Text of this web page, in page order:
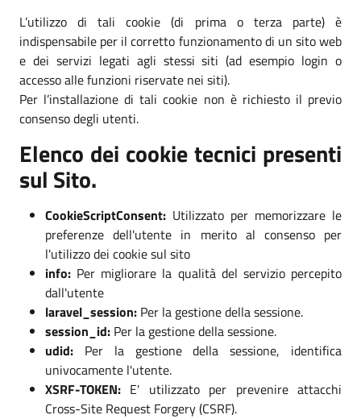
L’utilizzo di tali cookie (di prima o terza parte) è
indispensabile per il corretto funzionamento di un sito web
e dei servizi legati agli stessi siti (ad esempio login o
accesso alle funzioni riservate nei siti).
Per l’installazione di tali cookie non è richiesto il previo
consenso degli utenti.
Elenco dei cookie tecnici presenti
sul Sito.
CookieScriptConsent: Utilizzato per memorizzare le
preferenze dell'utente in merito al consenso per
l'utilizzo dei cookie sul sito
info: Per migliorare la qualità del servizio percepito
dall'utente
laravel_session: Per la gestione della sessione.
session_id: Per la gestione della sessione.
udid: Per la gestione della sessione, identifica
univocamente l'utente.
XSRF-TOKEN: E' utilizzato per prevenire attacchi
Cross-Site Request Forgery (CSRF).